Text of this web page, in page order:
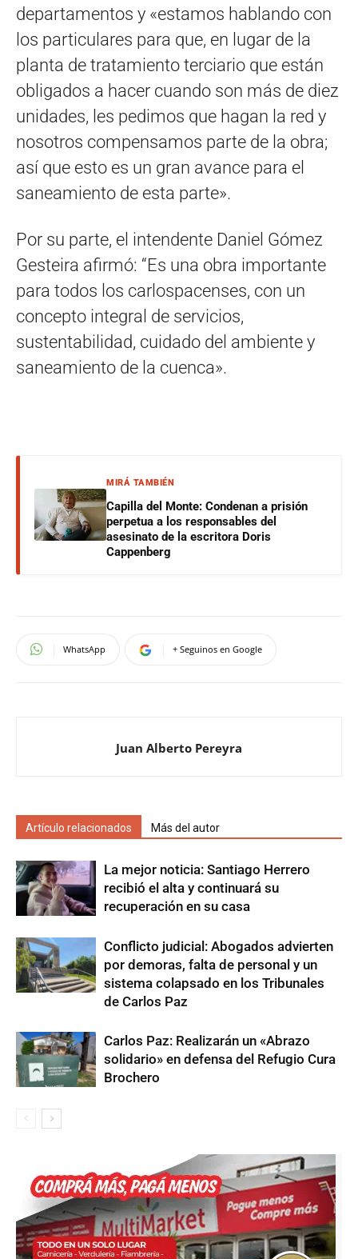
departamentos y «estamos hablando con
los particulares para que, en lugar de la
planta de tratamiento terciario que están
obligados a hacer cuando son más de diez
unidades, les pedimos que hagan la red y
nosotros compensamos parte de la obra;
así que esto es un gran avance para el
saneamiento de esta parte».
Por su parte, el intendente Daniel Gómez
Gesteira afirmó: “Es una obra importante
para todos los carlospacenses, con un
concepto integral de servicios,
sustentabilidad, cuidado del ambiente y
saneamiento de la cuenca».
MIRÁ TAMBIÉN
Capilla del Monte: Condenan a prisión
perpetua a los responsables del
asesinato de la escritora Doris
Cappenberg
WhatsApp + Seguinos en Google
Juan Alberto Pereyra
Artículo relacionados Más del autor
La mejor noticia: Santiago Herrero
recibió el alta y continuará su
recuperación en su casa
Conflicto judicial: Abogados advierten
por demoras, falta de personal y un
sistema colapsado en los Tribunales
de Carlos Paz
Carlos Paz: Realizarán un «Abrazo
solidario» en defensa del Refugio Cura
Brochero